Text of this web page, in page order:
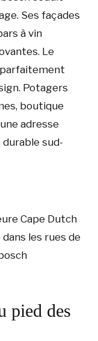
Ses façades
à vin
Le
Potagers
boutique
adresse
sud-
pied des